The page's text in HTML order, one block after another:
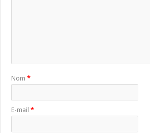
Nom*
E-mail*